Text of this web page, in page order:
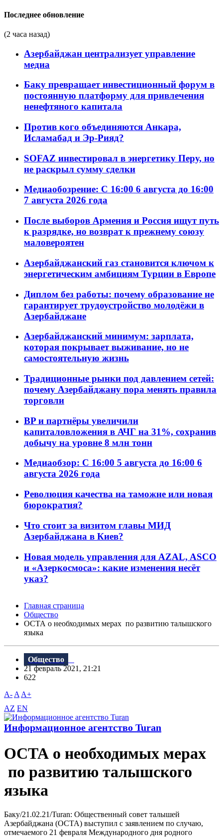
Последнее обновление
(2 часа назад)
Азербайджан централизует управление
медиа
Баку превращает инвестиционный форум в
постоянную платформу для привлечения
ненефтяного капитала
Против кого объединяются Анкара,
Исламабад и Эр-Рияд?
SOFAZ инвестировал в энергетику Перу, но
не раскрыл сумму сделки
Медиаобозрение: С 16:00 6 августа до 16:00
7 августа 2026 года
После выборов Армения и Россия ищут путь
к разрядке, но возврат к прежнему союзу
маловероятен
Азербайджанский газ становится ключом к
энергетическим амбициям Турции в Европе
Диплом без работы: почему образование не
гарантирует трудоустройство молодёжи в
Азербайджане
Азербайджанский минимум: зарплата,
которая покрывает выживание, но не
самостоятельную жизнь
Традиционные рынки под давлением сетей:
почему Азербайджану пора менять правила
торговли
BP и партнёры увеличили
капиталовложения в АЧГ на 31%, сохранив
добычу на уровне 8 млн тонн
Медиаобзор: С 16:00 5 августа до 16:00 6
августа 2026 года
Революция качества на таможне или новая
бюрократия?
Что стоит за визитом главы МИД
Азербайджана в Киев?
Новая модель управления для AZAL, ASCO
и «Азеркосмоса»: какие изменения несёт
указ?
Главная страница
Общество
ОСТА о необходимых мерах по развитию талышского
языка
Общество
21 февраль 2021, 21:21
622
A- A A+
AZ EN
Информационное агентство Turan
ОСТА о необходимых мерах
по развитию талышского
языка
Баку/21.02.21/Turan: Общественный совет талышей
Азербайджана (ОСТА) выступил с заявлением по случаю,
отмечаемого 21 февраля Международного дня родного